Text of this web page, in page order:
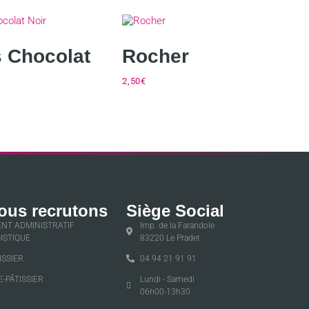
Chocolat Rocher
2,50€
recrutons
ADMINISTRATIF
PÂTISSIER
Siège Social
Imp. de la Farandole
83220 Le Pradet
04 94 21 91 91
Lundi - Samedi
06h00-13h30